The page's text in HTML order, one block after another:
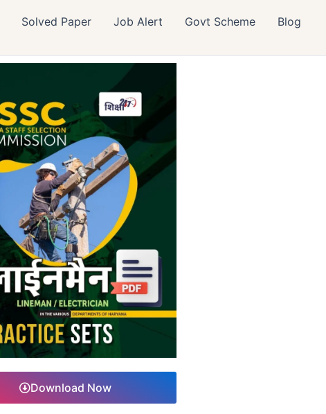
Solved Paper Job Alert Govt Scheme Blog
Download Now